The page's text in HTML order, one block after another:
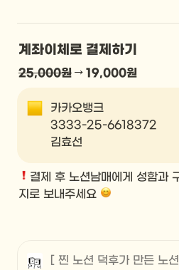
계좌이체로 결제하기
25,000원 → 19,000원
카카오뱅크
3333-25-6618372
김효선
결제 후 노션남매에게 성함과
지로 보내주세요
[ 찐 노션 덕후가 만든 노